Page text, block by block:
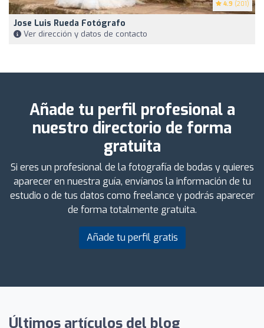
4.9 (201)
Jose Luis Rueda Fotógrafo
Ver dirección y datos de contacto
Añade tu perfil profesional a
nuestro directorio de forma
gratuita
Si eres un profesional de la fotografía de bodas y quieres
aparecer en nuestra guía, envíanos la información de tu
estudio o de tus datos como freelance y podrás aparecer
de forma totalmente gratuita.
Añade tu perfil gratis
Últimos artículos del blog